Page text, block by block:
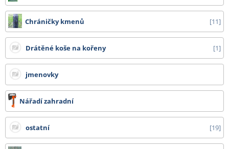
Chráničky kmenů 11
Drátěné koše na kořeny 1
jmenovky
Nářadí zahradní
ostatní 19